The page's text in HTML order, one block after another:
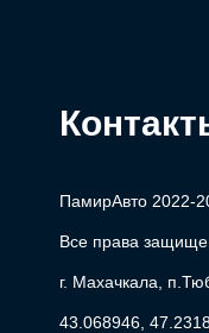
ПамирАвто 2022-
Все права
г. Махачкала,
43.068946,